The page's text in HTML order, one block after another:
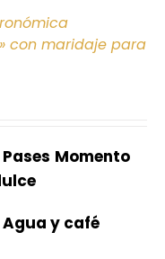
con maridaje para
Pases Momento
y café